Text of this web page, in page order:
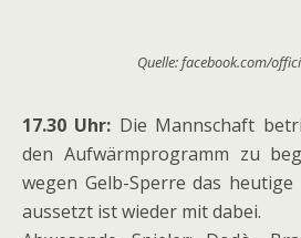
Quelle: facebook.com/
17.30 Uhr: Die Mannschaft
den Aufwärmprogramm zu
wegen Gelb-Sperre das heutige
aussetzt ist wieder mit dabei.